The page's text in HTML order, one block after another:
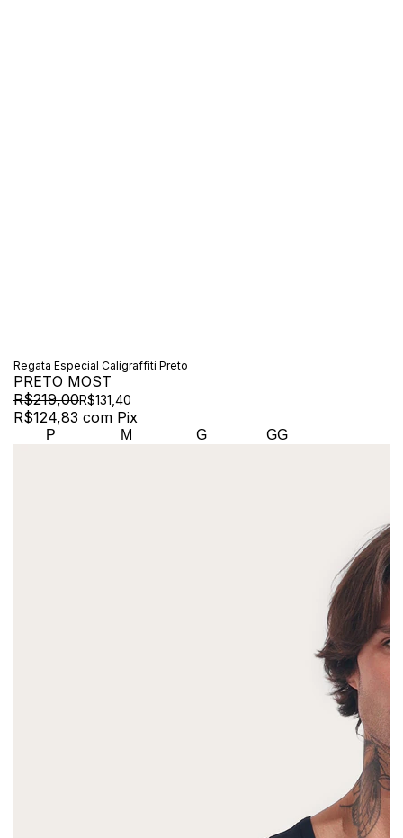
Regata Especial Caligraffiti Preto
PRETO MOST
R$219,00R$131,40
R$124,83 com Pix
P M G GG